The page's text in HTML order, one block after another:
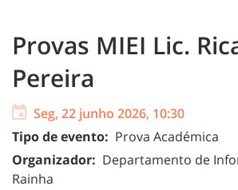
Provas MIEI Lic.
Pereira
Seg, 22 junho 2026, 10:30
Tipo de evento: Prova Académica
Organizador: Departamento de
Rainha